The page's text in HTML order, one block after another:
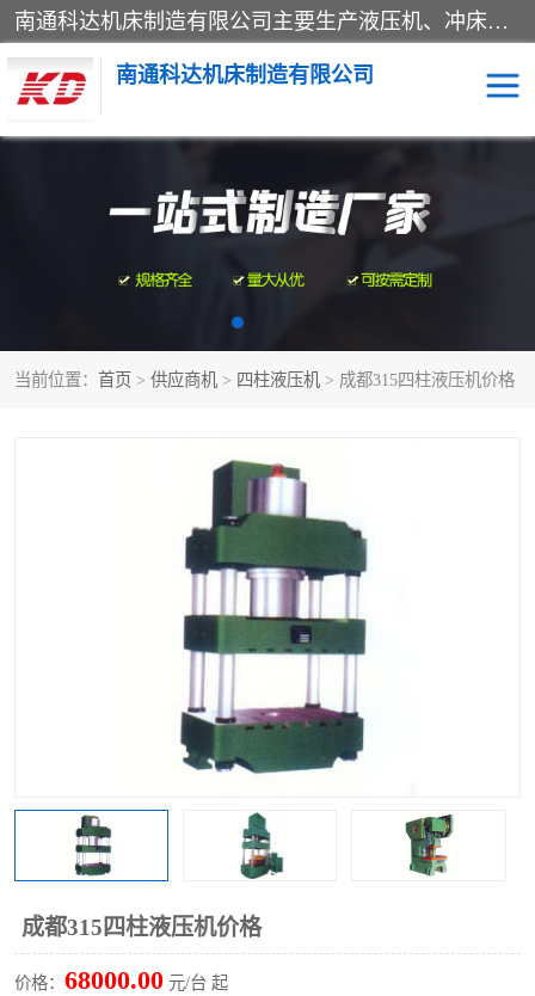
南通科达机床制造有限公司主要生产液压机、冲床、压力机等产品；本公司采用现代化企业的管理方法进行管理，立足于产品的质量管理，以优秀的品质、新颖的设计、合理的价格、完善的服务赢得广大客户的充分信赖和良好的口碑。领导层将运用科学管理方法及长期积累下来的经验和广泛领域吸取来新的技术不断调整产品结构，为市场提供精良的各类机械设备。企业将坚持与国内外各界朋友，真诚合作，共创辉煌。
南通科达机床制造有限公司
当前位置： 首页 > 供应商机 > 四柱液压机 > 成都315四柱液压机价格
成都315四柱液压机价格
价格： 68000.00 元/台 起
四柱液压机 液压机
卷板机